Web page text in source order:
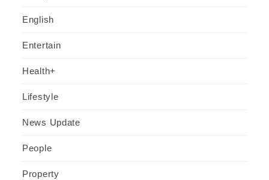
English
Entertain
Health+
Lifestyle
News Update
People
Property